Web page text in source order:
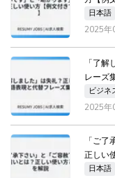
日本語
2025年
「了
レーズ
ビジネ
2025年
「ご
正しい
日本語